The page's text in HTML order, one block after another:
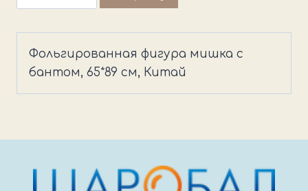
товара
мишка
Фольгированная фигура мишка с
бантом, 65*89 см, Китай